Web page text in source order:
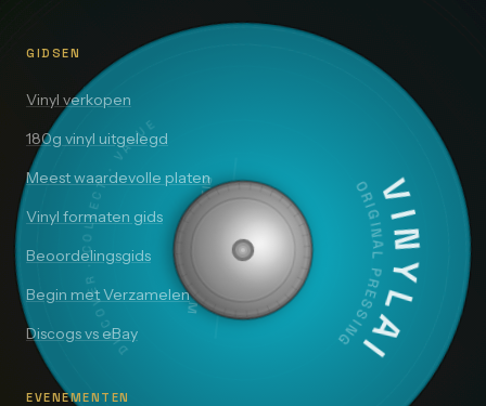
VINYLAI
ORIGINAL PRESSING
SIDE A — 33⅓ RPM
DISCOVER · COLLECT · VALUE
GIDSEN
Vinyl verkopen
180g vinyl uitgelegd
Meest waardevolle platen
Vinyl formaten gids
Beoordelingsgids
Begin met Verzamelen
Discogs vs eBay
EVENEMENTEN